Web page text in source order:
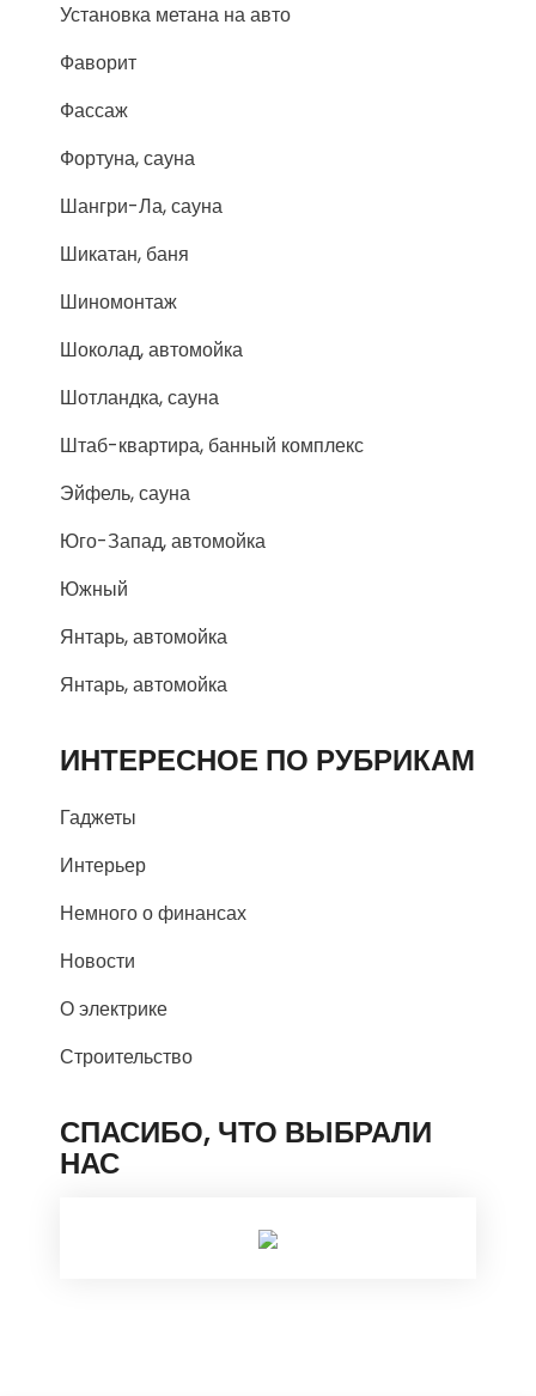
Установка метана на авто
Фаворит
Фассаж
Фортуна, сауна
Шангри-Ла, сауна
Шикатан, баня
Шиномонтаж
Шоколад, автомойка
Шотландка, сауна
Штаб-квартира, банный комплекс
Эйфель, сауна
Юго-Запад, автомойка
Южный
Янтарь, автомойка
Янтарь, автомойка
ИНТЕРЕСНОЕ ПО РУБРИКАМ
Гаджеты
Интерьер
Немного о финансах
Новости
О электрике
Строительство
СПАСИБО, ЧТО ВЫБРАЛИ
НАС